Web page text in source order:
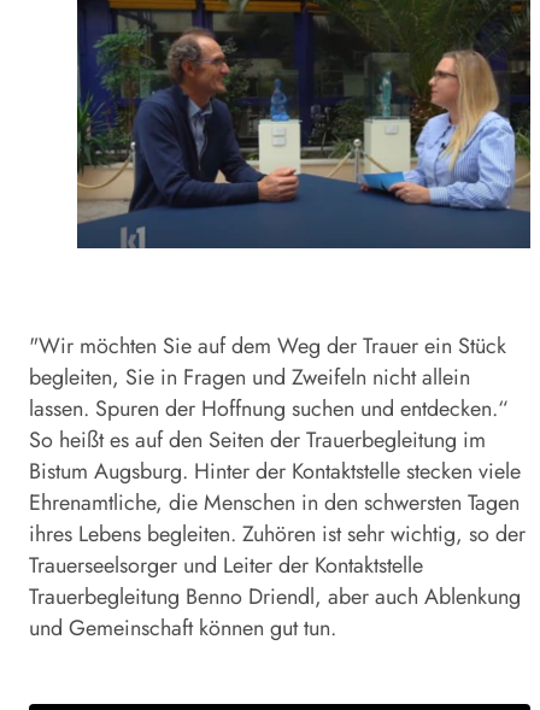
"Wir möchten Sie auf dem Weg der Trauer ein Stück
begleiten, Sie in Fragen und Zweifeln nicht allein
lassen. Spuren der Hoffnung suchen und entdecken.“
So heißt es auf den Seiten der Trauerbegleitung im
Bistum Augsburg. Hinter der Kontaktstelle stecken viele
Ehrenamtliche, die Menschen in den schwersten Tagen
ihres Lebens begleiten. Zuhören ist sehr wichtig, so der
Trauerseelsorger und Leiter der Kontaktstelle
Trauerbegleitung Benno Driendl, aber auch Ablenkung
und Gemeinschaft können gut tun.